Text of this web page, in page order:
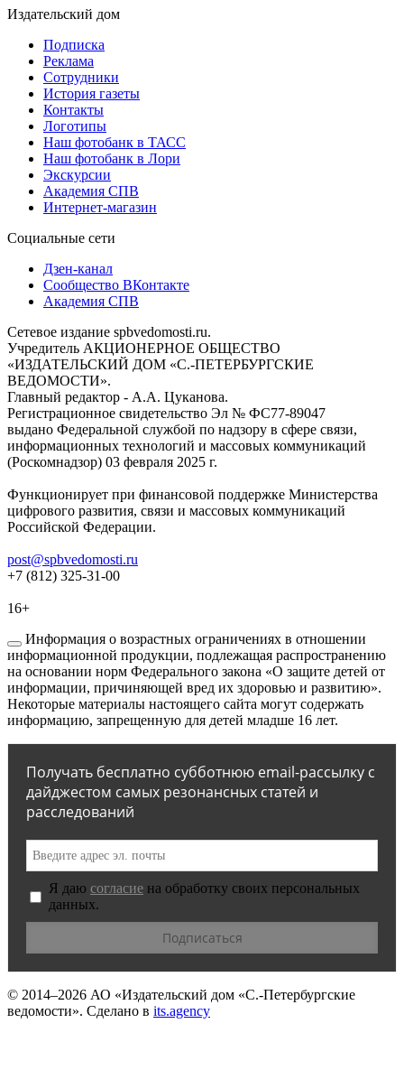
Издательский дом
Подписка
Реклама
Сотрудники
История газеты
Контакты
Логотипы
Наш фотобанк в ТАСС
Наш фотобанк в Лори
Экскурсии
Академия СПВ
Интернет-магазин
Социальные сети
Дзен-канал
Сообщество ВКонтакте
Академия СПВ
Сетевое издание spbvedomosti.ru.
Учредитель АКЦИОНЕРНОЕ ОБЩЕСТВО
«ИЗДАТЕЛЬСКИЙ ДОМ «С.-ПЕТЕРБУРГСКИЕ
ВЕДОМОСТИ».
Главный редактор - А.А. Цуканова.
Регистрационное свидетельство Эл № ФС77-89047
выдано Федеральной службой по надзору в сфере связи,
информационных технологий и массовых коммуникаций
(Роскомнадзор) 03 февраля 2025 г.
Функционирует при финансовой поддержке Министерства
цифрового развития, связи и массовых коммуникаций
Российской Федерации.
post@spbvedomosti.ru
+7 (812) 325-31-00
16+
Информация о возрастных ограничениях в отношении
информационной продукции, подлежащая распространению
на основании норм Федерального закона «О защите детей от
информации, причиняющей вред их здоровью и развитию».
Некоторые материалы настоящего сайта могут содержать
информацию, запрещенную для детей младше 16 лет.
Получать бесплатно субботнюю email-рассылку с
дайджестом самых резонансных статей и
расследований
Я даю согласие на обработку своих персональных
данных.
© 2014–2026 АО «Издательский дом «С.-Петербургские
ведомости». Сделано в its.agency